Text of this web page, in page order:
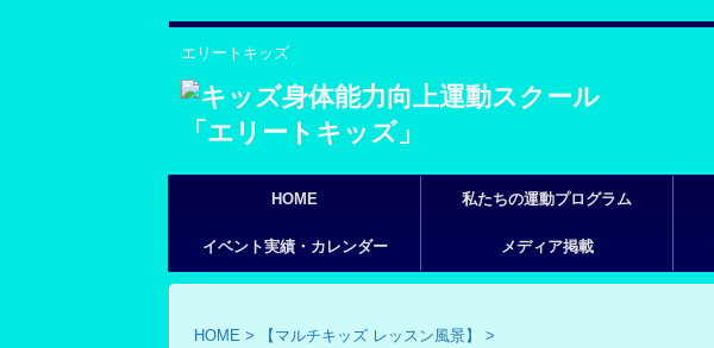
エリートキッズ
HOME 私たちの運動プログラム
イベント実績・カレンダー メディア掲載
HOME > 【マルチキッズ レッスン風景】 >